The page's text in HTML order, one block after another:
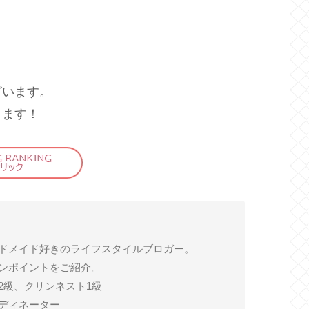
ます。
す！
メイド好きのライフスタイルブロガー。
ポイントをご紹介。
、クリンネスト1級
ィネーター